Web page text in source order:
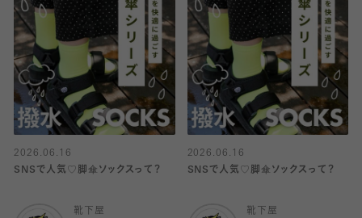
2026.06.16
SNSで人気♡脚傘ソックスって？
靴下屋
2026.06.16
SNSで人気♡脚傘ソックスって？
靴下屋